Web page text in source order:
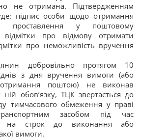
не отримана. Підтвердженням
підпис особи щодо отримання
проставлення у поштовому
відмітки про відмову отримати
про неможливість вручення
добровільно протягом 10
з дня вручення вимоги (або
поштою) не виконав
ній обов’язку, ТЦК звертається до
тимчасового обмеження у праві
засобом під час
- на строк до виконання або
вимоги.